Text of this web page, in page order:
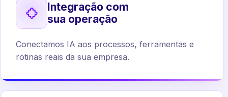
Integração com
sua operação
Conectamos IA aos processos, ferramentas e
rotinas reais da sua empresa.